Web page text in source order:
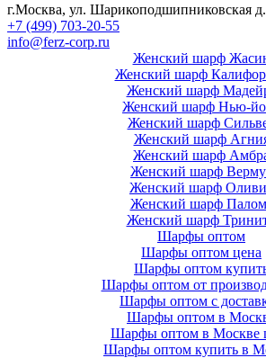
г.Москва, ул. Шарикоподшипниковская
+7 (499) 703-20-55
info@ferz-corp.ru
Женский шарф
Женский шарф
Женский шарф
Женский шарф Нью-
Женский шарф
Женский шарф
Женский шарф
Женский шарф
Женский шарф
Женский шарф
Женский шарф
Шарфы оптом
Шарфы оптом цена
Шарфы оптом
Шарфы оптом от
Шарфы оптом с
Шарфы оптом в
Шарфы оптом в Москве
Шарфы оптом купить в